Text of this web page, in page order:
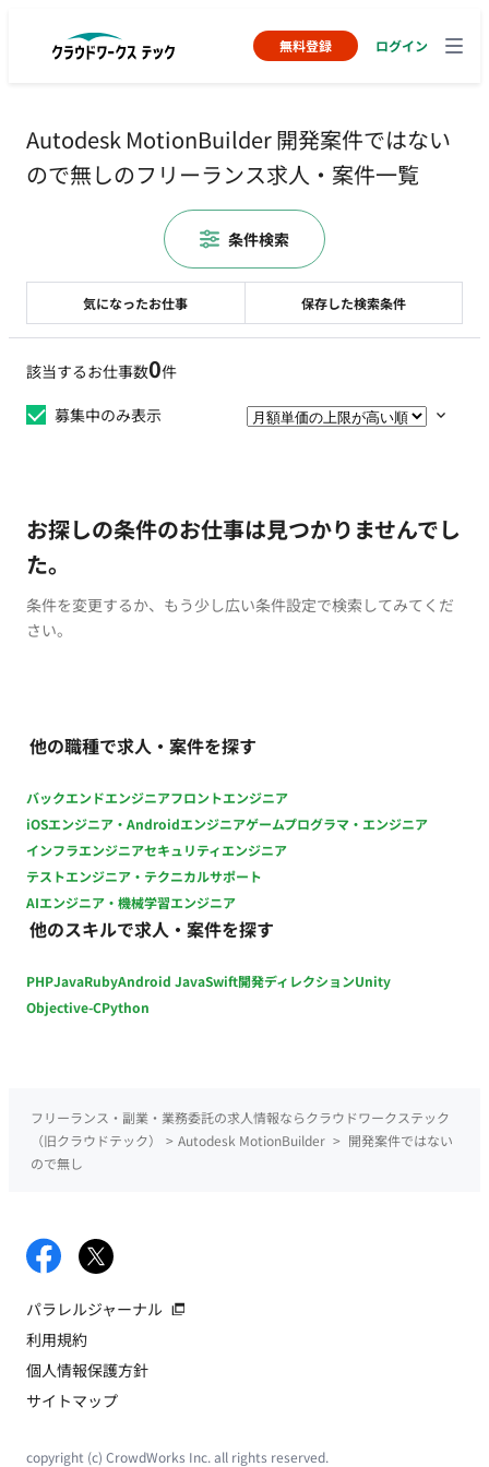
無料登録 ログイン
Autodesk MotionBuilder 開発案件ではない
ので無しのフリーランス求人・案件一覧
該当するお仕事数0件
募集中のみ表示
お探しの条件のお仕事は見つかりませんでし
た。
条件を変更するか、もう少し広い条件設定で検索してみてくだ
さい。
他の職種で求人・案件を探す
バックエンドエンジニアフロントエンジニア
iOSエンジニア・Androidエンジニアゲームプログラマ・エンジニア
インフラエンジニアセキュリティエンジニア
テストエンジニア・テクニカルサポート
AIエンジニア・機械学習エンジニア
他のスキルで求人・案件を探す
PHPJavaRubyAndroid JavaSwift開発ディレクションUnity
Objective-CPython
気になったお仕事 保存した検索条件
条件検索
フリーランス・副業・業務委託の求人情報ならクラウドワークステック
（旧クラウドテック）
> Autodesk MotionBuilder > 開発案件ではない
ので無し
パラレルジャーナル
利用規約
個人情報保護方針
サイトマップ
copyright (c) CrowdWorks Inc. all rights reserved.